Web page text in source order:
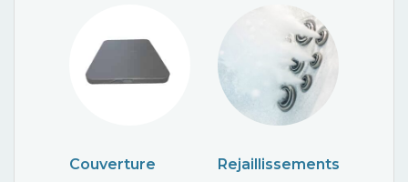
Couverture Rejaillissements